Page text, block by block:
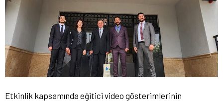
Etkinlik kapsamında eğitici video gösterimlerinin